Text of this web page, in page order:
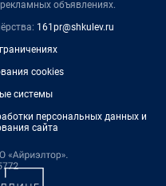
объявлениях.
161pr@shkulev.ru
cookies
системы
персональных данных и
сайта